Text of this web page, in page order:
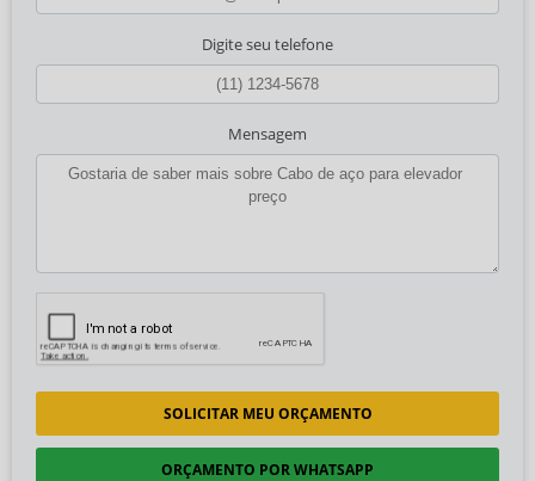
Digite seu telefone
Mensagem
SOLICITAR MEU ORÇAMENTO
ORÇAMENTO POR WHATSAPP